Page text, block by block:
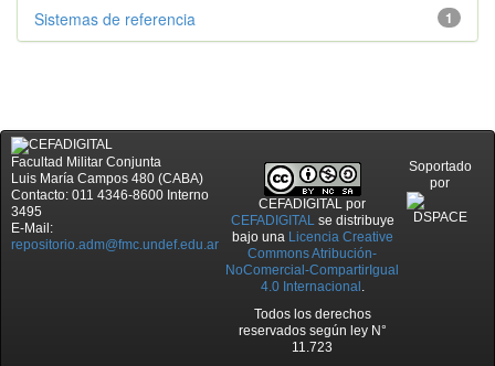
1
Sistemas de referencia
Facultad Militar Conjunta
Luis María Campos 480 (CABA)
Contacto: 011 4346-8600 Interno
3495
E-Mail:
repositorio.adm@fmc.undef.edu.ar
CEFADIGITAL por
CEFADIGITALse distribuye
bajo una Licencia Creative
Commons Atribución-
NoComercial-CompartirIgual
4.0 Internacional .
Todos los derechos
reservados según ley N°
11.723
Soportado
por